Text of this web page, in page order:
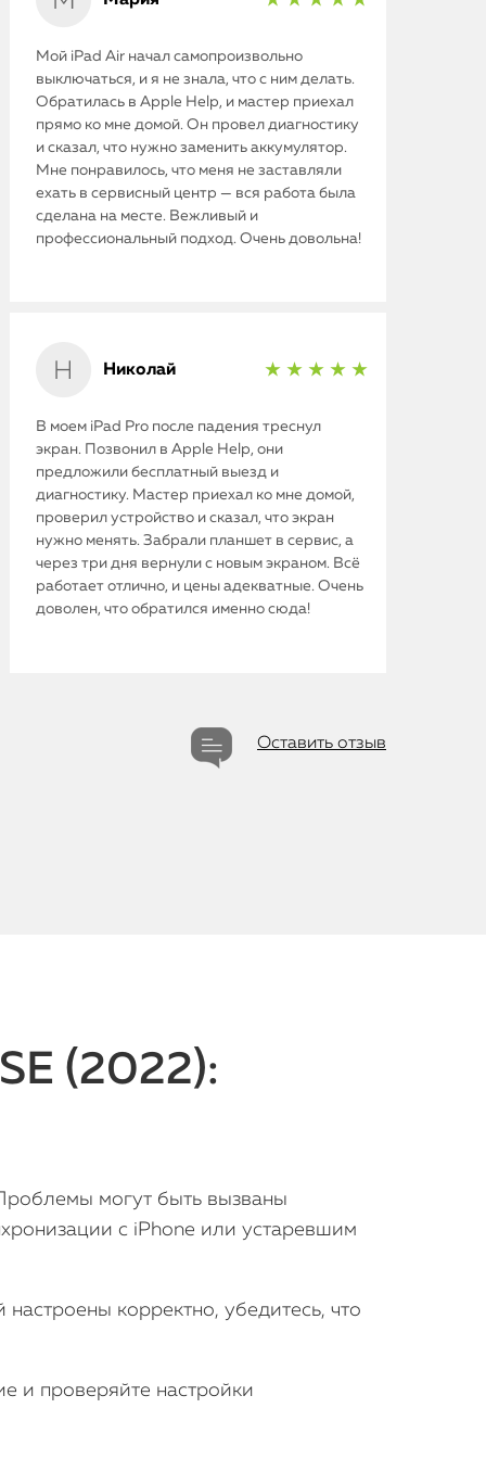
iPhone
MacBook
Мой iPad Air начал самопроизвольно
выключаться, и я не знала, что с ним делать.
Обратилась в Apple Help, и мастер приехал
прямо ко мне домой. Он провел диагностику
и сказал, что нужно заменить аккумулятор.
Мне понравилось, что меня не заставляли
ехать в сервисный центр — вся работа была
сделана на месте. Вежливый и
профессиональный подход. Очень довольна!
Николай ★ ★ ★ ★ ★
В моем iPad Pro после падения треснул
экран. Позвонил в Apple Help, они
предложили бесплатный выезд и
диагностику. Мастер приехал ко мне домой,
проверил устройство и сказал, что экран
нужно менять. Забрали планшет в сервис, а
через три дня вернули с новым экраном. Всё
работает отлично, и цены адекватные. Очень
доволен, что обратился именно сюда!
Оставить отзыв
(2022):
могут быть вызваны
с iPhone или устаревшим
корректно, убедитесь, что
и проверяйте настройки